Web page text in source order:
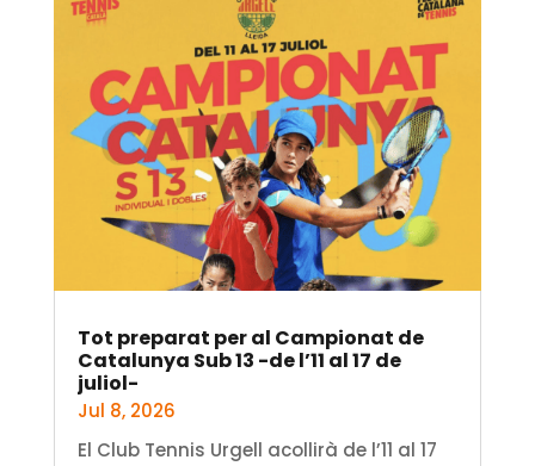
Tot preparat per al Campionat de
Catalunya Sub 13 -de l’11 al 17 de
juliol-
Jul 8, 2026
El Club Tennis Urgell acollirà de l’11 al 17